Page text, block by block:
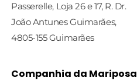
Passerelle, Loja 26 e 17, R. Dr.
João Antunes Guimarães,
4805-155 Guimarães
Companhia da Mariposa